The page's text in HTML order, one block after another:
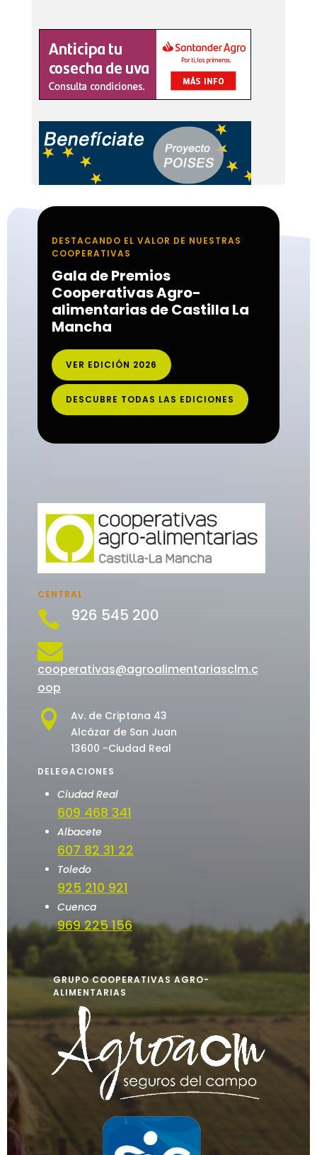
DESTACANDO EL VALOR DE NUESTRAS
COOPERATIVAS
Gala de Premios
Cooperativas Agro-
alimentarias de Castilla La
Mancha
VER EDICIÓN 2026
DESCUBRE TODAS LAS EDICIONES
CENTRAL
 926 545 200

cooperativas@agroalimentariasclm.c
oop

Av. de Criptana 43
Alcázar de San Juan
13600 -Ciudad Real
DELEGACIONES
Ciudad Real
609 468 341
Albacete
607 82 31 22
Toledo
925 210 921
Cuenca
969 225 156
GRUPO COOPERATIVAS AGRO-
ALIMENTARIAS